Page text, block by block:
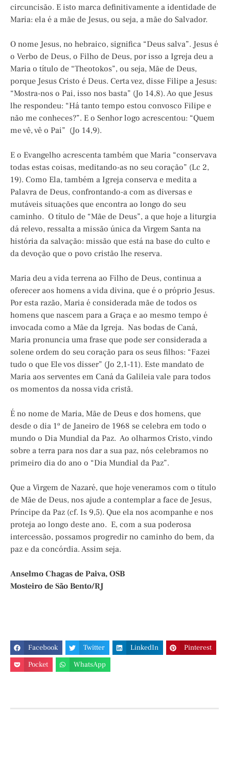
circuncisão. E isto marca definitivamente a identidade de
Maria: ela é a mãe de Jesus, ou seja, a mãe do Salvador.
O nome Jesus, no hebraico, significa “Deus salva”. Jesus é
o Verbo de Deus, o Filho de Deus, por isso a Igreja deu a
Maria o título de “Theotokos”, ou seja, Mãe de Deus,
porque Jesus Cristo é Deus. Certa vez, disse Filipe a Jesus:
“Mostra-nos o Pai, isso nos basta” (Jo 14,8). Ao que Jesus
lhe respondeu: “Há tanto tempo estou convosco Filipe e
não me conheces?”. E o Senhor logo acrescentou: “Quem
me vê, vê o Pai” (Jo 14,9).
E o Evangelho acrescenta também que Maria “conservava
todas estas coisas, meditando-as no seu coração” (Lc 2,
19). Como Ela, também a Igreja conserva e medita a
Palavra de Deus, confrontando-a com as diversas e
mutáveis situações que encontra ao longo do seu
caminho. O título de “Mãe de Deus”, a que hoje a liturgia
dá relevo, ressalta a missão única da Virgem Santa na
história da salvação: missão que está na base do culto e
da devoção que o povo cristão lhe reserva.
Maria deu a vida terrena ao Filho de Deus, continua a
oferecer aos homens a vida divina, que é o próprio Jesus.
Por esta razão, Maria é considerada mãe de todos os
homens que nascem para a Graça e ao mesmo tempo é
invocada como a Mãe da Igreja. Nas bodas de Caná,
Maria pronuncia uma frase que pode ser considerada a
solene ordem do seu coração para os seus filhos: “Fazei
tudo o que Ele vos disser” (Jo 2,1-11). Este mandato de
Maria aos serventes em Caná da Galileia vale para todos
os momentos da nossa vida cristã.
É no nome de Maria, Mãe de Deus e dos homens, que
desde o dia 1º de Janeiro de 1968 se celebra em todo o
mundo o Dia Mundial da Paz. Ao olharmos Cristo, vindo
sobre a terra para nos dar a sua paz, nós celebramos no
primeiro dia do ano o “Dia Mundial da Paz”.
Que a Virgem de Nazaré, que hoje veneramos com o título
de Mãe de Deus, nos ajude a contemplar a face de Jesus,
Príncipe da Paz (cf. Is 9,5). Que ela nos acompanhe e nos
proteja ao longo deste ano. E, com a sua poderosa
intercessão, possamos progredir no caminho do bem, da
paz e da concórdia. Assim seja.
Anselmo Chagas de Paiva, OSB
Mosteiro de São Bento/RJ
Facebook Twitter LinkedIn
Pinterest
Pocket
WhatsApp